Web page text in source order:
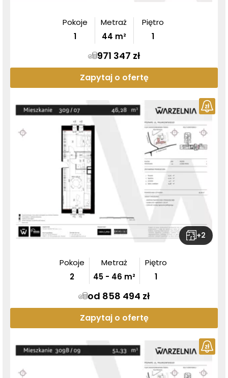
Pokoje
1
Metraż
44 m²
Piętro
1
971 347 zł
Zapytaj o ofertę
+2
Pokoje
2
Metraż
45- 46 m²
Piętro
1
od 858 494 zł
Zapytaj o ofertę